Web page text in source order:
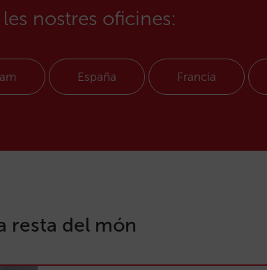
nostres oficines:
España Francia
resta del món